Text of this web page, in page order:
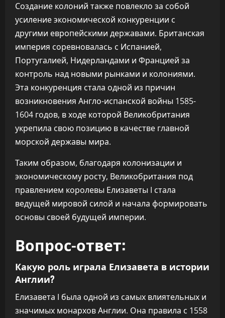
Создание колоний также повлекло за собой
усиление экономической конкуренции с
другими европейскими державами. Британская
империя соревновалась с Испанией,
Португалией, Нидерландами и Францией за
контроль над новыми рынками и колониями.
Эта конкуренция стала одной из причин
возникновения Англо-испанской войны 1585-
1604 годов, в ходе которой Великобритания
укрепила свою позицию в качестве главной
морской державы мира.
Таким образом, благодаря колонизации и
экономическому росту, Великобритания под
правлением королевы Елизаветы I стала
ведущей мировой силой и начала формировать
основы своей будущей империи.
Вопрос-ответ:
Какую роль играла Елизавета в истории
Англии?
Елизавета I была одной из самых влиятельных и
значимых монархов Англии. Она правила с 1558